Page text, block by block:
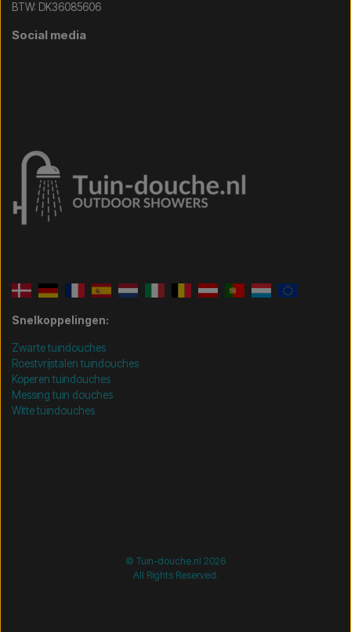
BTW: DK36085606
Social media
Snelkoppelingen:
Zwarte tuindouches
Roestvrijstalen tuindouches
Koperen tuindouches
Messing tuin douches
Witte tuindouches
© Tuin-douche.nl 2026
All Rights Reserved.